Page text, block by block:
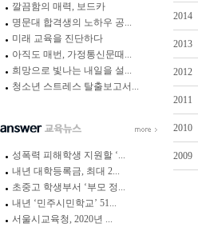
깔끔함의 매력, 보드카
명문대 합격생의 노하우 공...
미래 교육을 진단하다
아직도 매번, 가정통신문때...
희망으로 빛나는 내일을 설...
청소년 스트레스 탈출보고서...
성폭력 피해학생 지원할 ‘...
내년 대학등록금, 최대 2...
초중고 학생부서 ‘부모 정...
내년 ‘민주시민학교’ 51...
서울시교육청, 2020년 ...
2014
2013
2012
2011
2010
2009